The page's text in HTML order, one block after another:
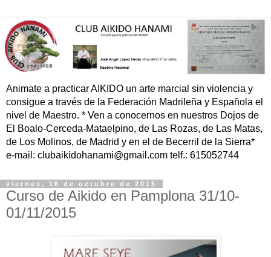
Animate a practicar AIKIDO un arte marcial sin violencia y
consigue a través de la Federación Madrileña y Española el
nivel de Maestro. * Ven a conocernos en nuestros Dojos de
El Boalo-Cerceda-Mataelpino, de Las Rozas, de Las Matas,
de Los Molinos, de Madrid y en el de Becerril de la Sierra*
e-mail: clubaikidohanami@gmail.com telf.: 615052744
viernes, 16 de octubre de 2015
Curso de Aikido en Pamplona 31/10-
01/11/2015